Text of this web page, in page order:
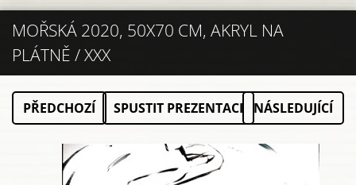
MOŘSKÁ 2020, 50X70 CM, AKRYL NA
PLÁTNĚ / XXX
PŘEDCHOZÍ SPUSTIT PREZENTACI NÁSLEDUJÍCÍ